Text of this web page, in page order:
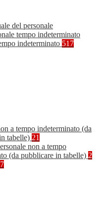
del personale
tempo indeterminato
indeterminato 517
a tempo indeterminato (da
tabelle) 21
non a tempo
(da pubblicare in tabelle) 2